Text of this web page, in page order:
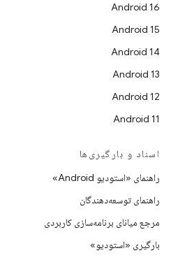
Android 16
Android 15
Android 14
Android 13
Android 12
Android 11
اسناد و بارگیری‌ها
راهنمای «استودیو Android»
راهنمای توسعه‌دهندگان
مرجع میانای برنامه‌سازی کاربردی
بارگیری «استودیو»